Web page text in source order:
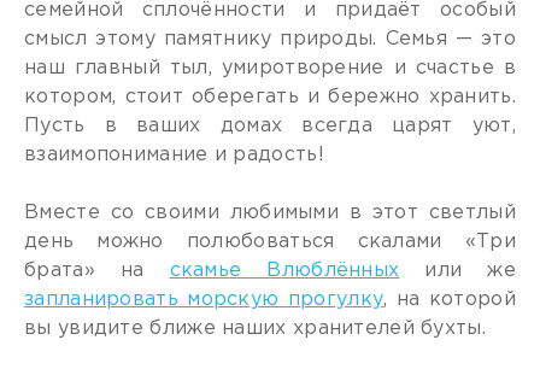
семейной сплочённости и придаёт особый
смысл этому памятнику природы. Семья — это
наш главный тыл, умиротворение и счастье в
котором, стоит оберегать и бережно хранить.
Пусть в ваших домах всегда царят уют,
взаимопонимание и радость!
Вместе со своими любимыми в этот светлый
день можно полюбоваться скалами «Три
брата» на скамье Влюблённых или же
запланировать морскую прогулку, на которой
вы увидите ближе наших хранителей бухты.